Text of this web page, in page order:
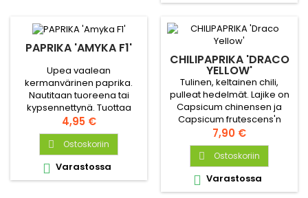
PAPRIKA 'AMYKA F1'
Upea vaalean
kermanvärinen paprika.
Nautitaan tuoreena tai
kypsennettynä. Tuottaa
aikaisen sadon. Korjaa
hedelmät, kun ne ovat
vaaleita.
Hinta
4,95 €
 Ostoskoriin
 Varastossa
CHILIPAPRIKA 'DRACO
YELLOW'
Tulinen, keltainen chili,
pulleat hedelmät. Lajike on
Capsicum chinensen ja
Capsicum frutescens'n
risteytys. Hyvä ja selkeästi
voimakas maku.
Hinta
7,90 €
 Ostoskoriin
 Varastossa